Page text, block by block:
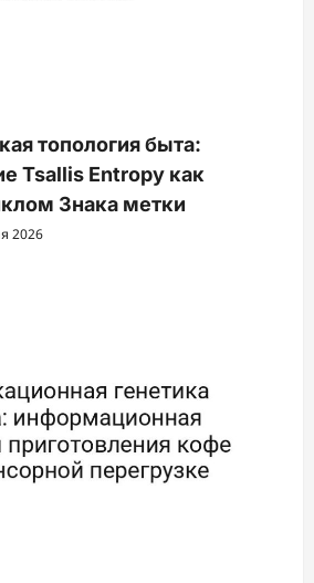
топология быта:
Tsallis Entropy как
Знака метки
2026